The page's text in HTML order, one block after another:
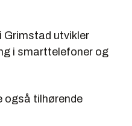
Grimstad utvikler
i smarttelefoner og
også tilhørende